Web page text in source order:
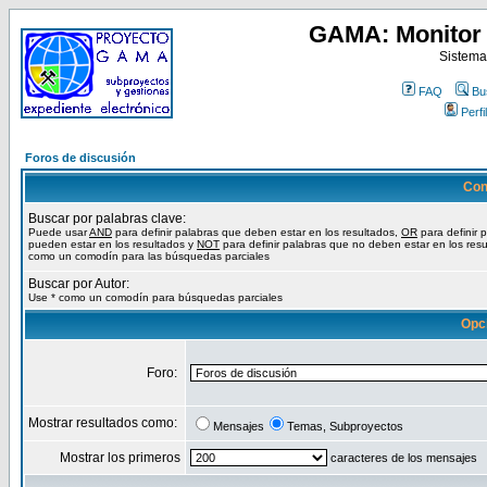
GAMA:
FAQ
Perfil
Foros de discusión
Buscar por palabras clave:
Puede usarAND para definir palabras que deben estar en los resultados, OR para definir
pueden estar en los resultados y NOT para definir palabras que no deben estar en los
como un comodín para las búsquedas parciales
Buscar por Autor:
Use * como un comodín para búsquedas parciales
Foro:
Mostrar resultados como: Mensajes Temas, Subproyectos
Mostrar los primeros caracteres de los mensajes